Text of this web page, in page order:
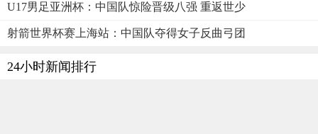
U17男足亚洲杯：中国队惊险晋级八强 重返世少
射箭世界杯赛上海站：中国队夺得女子反曲弓团
24小时新闻排行